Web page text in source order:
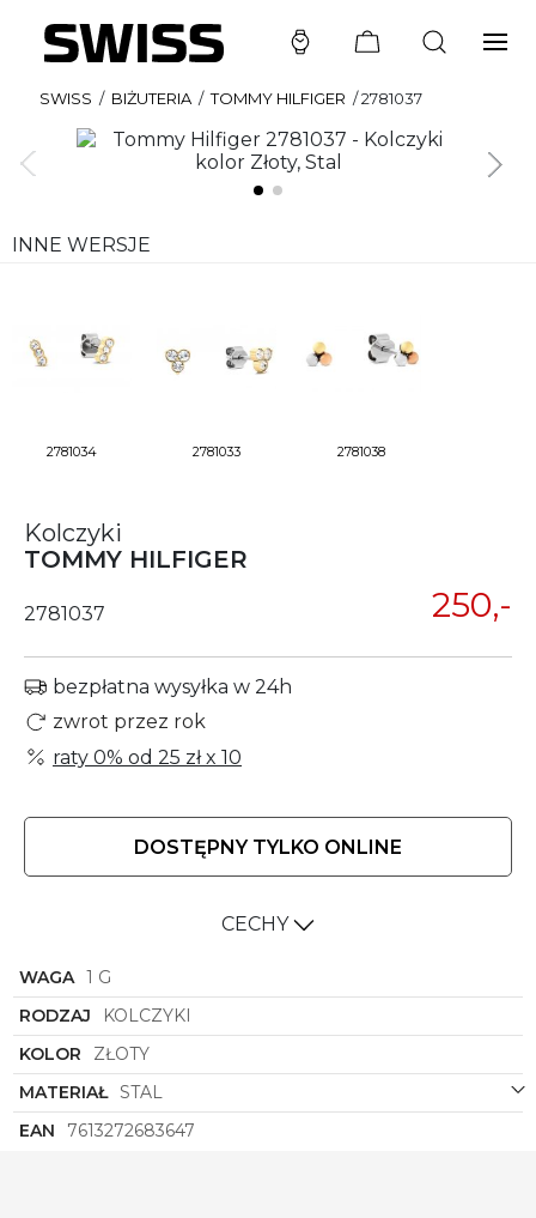
SWISS / BIŻUTERIA / TOMMY HILFIGER /2781037
INNE WERSJE
2781034 2781033 2781038
Kolczyki
TOMMY HILFIGER
2781037 250,-
bezpłatna wysyłka w 24h
zwrot przez rok
raty 0% od 25 złx 10
DOSTĘPNY TYLKO ONLINE
CECHY
WAGA 1 G
RODZAJ
KOLCZYKI
KOLOR
ZŁOTY
MATERIAŁ STAL
EAN
7613272683647